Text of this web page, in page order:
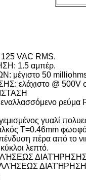
VAC RMS.
1.5 αμπέρ.
μέγιστο 50
ελάχιστο @ 500V
ρεύμα
γυαλί
T=0.46mm
πέρα από το
λεπτό.
ΔΙΑΤΉΡΗΣΗΣ
ΔΙΑΤΉΡΗΣΗΣ